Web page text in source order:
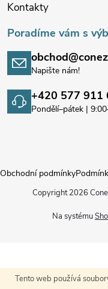
Tento web používá
Kontakty
Poradíme vám s
Napište nám!
+420 577 911
Pondělí–pátek |
Na systému
Obchodní podmínky
Copyright 2026